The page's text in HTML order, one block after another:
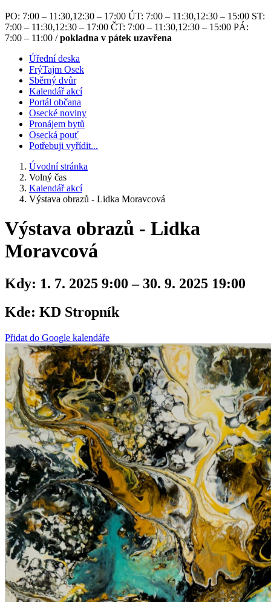
PO: 7:00 – 11:30,12:30 – 17:00 ÚT: 7:00 – 11:30,12:30 – 15:00 ST:
7:00 – 11:30,12:30 – 17:00 ČT: 7:00 – 11:30,12:30 – 15:00 PÁ:
7:00 – 11:00 /pokladna v pátek uzavřena
Úřední deska
FrýTajm Osek
Sběrný dvůr
Kalendář akcí
Portál občana
Osecké noviny
Pronájem bytů
Osecká pouť
Potřebuji vyřídit...
Úvodní stránka
Volný čas
Kalendář akcí
Výstava obrazů - Lidka Moravcová
Výstava obrazů - Lidka
Moravcová
Kdy: 1. 7. 2025 9:00 – 30. 9. 2025 19:00
Kde: KD Stropník
Přidat do Google kalendáře